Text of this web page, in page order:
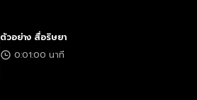
ตัวอย่าง สื่อริษยา
0:01:00 นาที